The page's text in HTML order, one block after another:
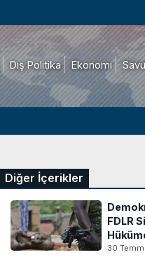
Dış Politika Ekonomi
Diğer İçerikler
FDLR
30